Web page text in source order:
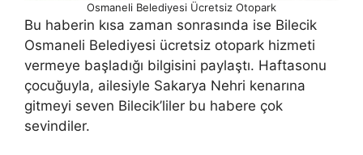
Osmaneli Belediyesi Ücretsiz Otopark
Bu haberin kısa zaman sonrasında ise Bilecik
Osmaneli Belediyesi ücretsiz otopark hizmeti
vermeye başladığı bilgisini paylaştı. Haftasonu
çocuğuyla, ailesiyle Sakarya Nehri kenarına
gitmeyi seven Bilecik’liler bu habere çok
sevindiler.